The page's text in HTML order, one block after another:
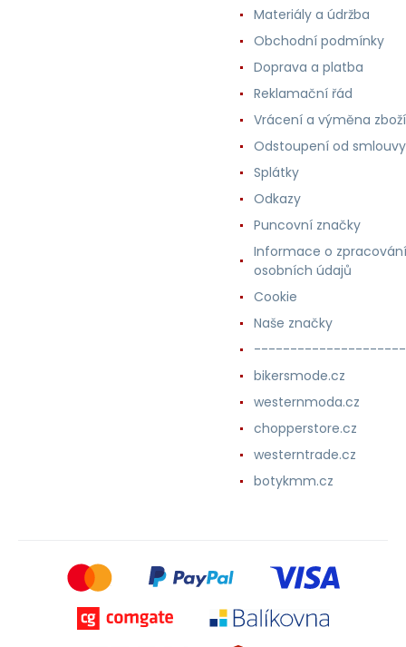
Materiály a údržba
Obchodní podmínky
Doprava a platba
Reklamační řád
Vrácení a výměna zboží
Odstoupení od smlouvy
Splátky
Odkazy
Puncovní značky
Informace o zpracování
osobních údajů
Cookie
Naše značky
bikersmode.cz
westernmoda.cz
chopperstore.cz
westerntrade.cz
botykmm.cz